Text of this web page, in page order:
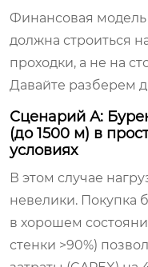
Финансовая
должна строиться
проходки, а не на
Давайте разберем
Сценарий А:
(до 1500 м) в
условиях
В этом случае
невелики. Покупка
в хорошем
стенки >90%)